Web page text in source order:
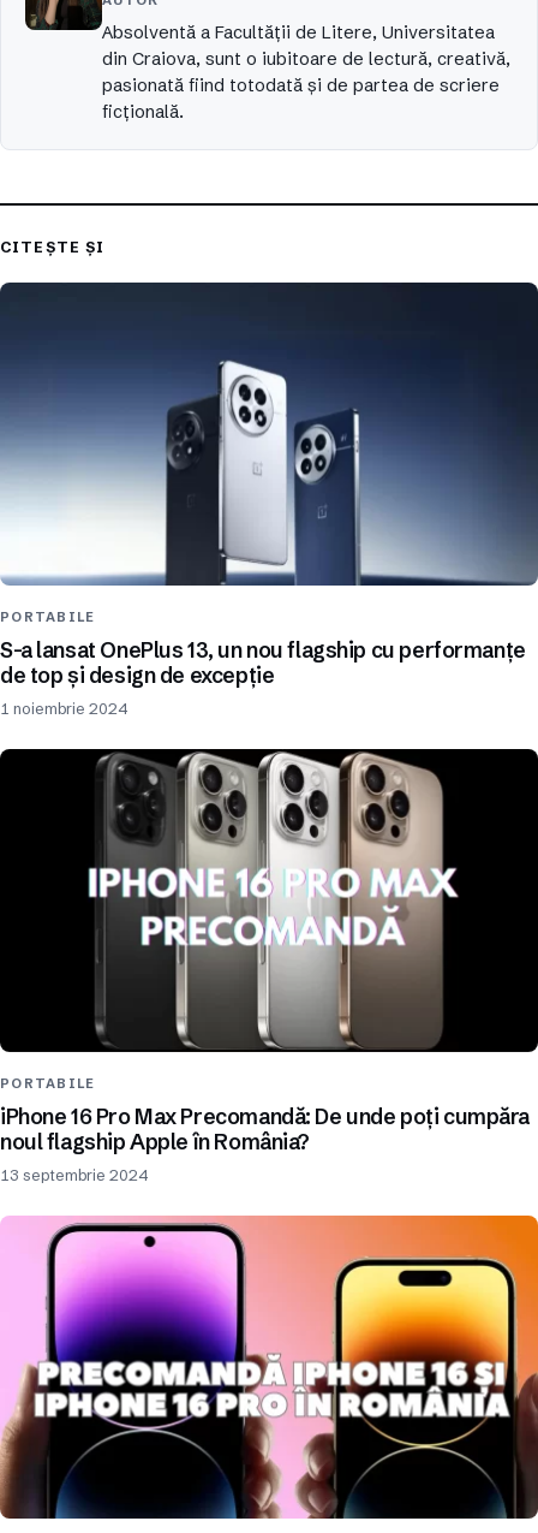
Absolventă a Facultății de Litere, Universitatea
din Craiova, sunt o iubitoare de lectură, creativă,
pasionată fiind totodată și de partea de scriere
ficțională.
CITEȘTE ȘI
PORTABILE
S-a lansat OnePlus 13, un nou flagship cu performanțe
de top și design de excepție
1 noiembrie 2024
PORTABILE
iPhone 16 Pro Max Precomandă: De unde poți cumpăra
noul flagship Apple în România?
13 septembrie 2024